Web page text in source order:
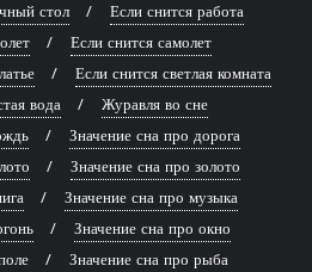
стол
Если снится работа
Если снится самолет
Если снится светлая комната
вода
Журавля во сне
Значение сна про дорога
Значение сна про золото
Значение сна про музыка
Значение сна про окно
Значение сна про рыба